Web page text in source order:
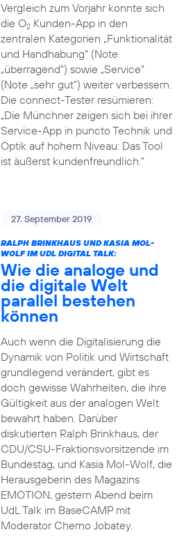
Vergleich zum Vorjahr konnte sich
die O2Kunden-App in den
zentralen Kategorien „Funktionalität
und Handhabung“ (Note
„überragend“) sowie „Service“
(Note „sehr gut“) weiter verbessern.
Die connect-Tester resümieren:
„Die Münchner zeigen sich bei ihrer
Service-App in puncto Technik und
Optik auf hohem Niveau: Das Tool
ist äußerst kundenfreundlich.“
27. September 2019
RALPH BRINKHAUS UND KASIA MOL-
WOLF IM UDL DIGITAL TALK:
Wie die analoge und
die digitale Welt
parallel bestehen
können
Auch wenn die Digitalisierung die
Dynamik von Politik und Wirtschaft
grundlegend verändert, gibt es
doch gewisse Wahrheiten, die ihre
Gültigkeit aus der analogen Welt
bewahrt haben. Darüber
diskutierten Ralph Brinkhaus, der
CDU/CSU-Fraktionsvorsitzende im
Bundestag, und Kasia Mol-Wolf, die
Herausgeberin des Magazins
EMOTION, gestern Abend beim
UdL Talk im BaseCAMP mit
Moderator Cherno Jobatey.